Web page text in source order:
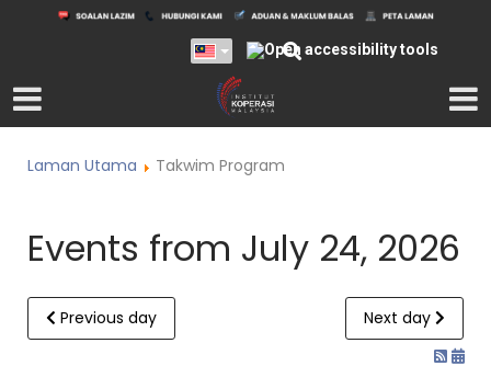
Laman Utama Takwim Program
Events from July 24, 2026
Previous day Next day